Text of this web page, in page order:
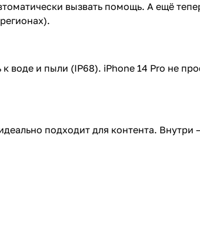
вызвать помощь. А ещё
воде и пыли (IP68). iPhone 14 Pro не
подходит для контента.